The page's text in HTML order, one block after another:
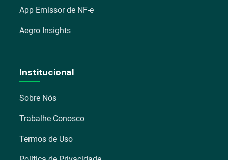
App Emissor de NF-e
Aegro Insights
Institucional
Sobre Nós
Trabalhe Conosco
Termos de Uso